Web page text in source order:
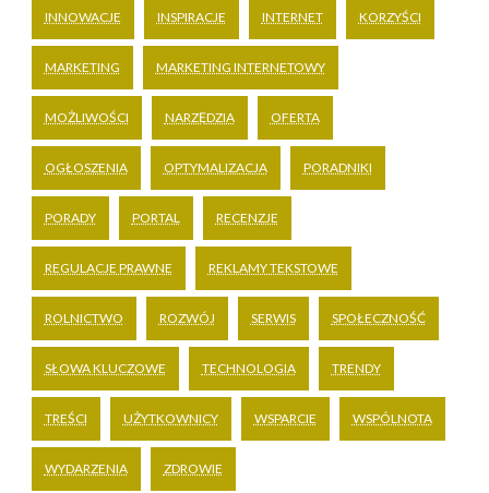
INNOWACJE INSPIRACJE INTERNET KORZYŚCI
MARKETING MARKETING INTERNETOWY
MOŻLIWOŚCI NARZĘDZIA OFERTA
OGŁOSZENIA OPTYMALIZACJA PORADNIKI
PORADY PORTAL RECENZJE
REGULACJE PRAWNE REKLAMY TEKSTOWE
ROLNICTWO ROZWÓJ SERWIS SPOŁECZNOŚĆ
SŁOWA KLUCZOWE TECHNOLOGIA TRENDY
TREŚCI UŻYTKOWNICY WSPARCIE WSPÓLNOTA
WYDARZENIA ZDROWIE